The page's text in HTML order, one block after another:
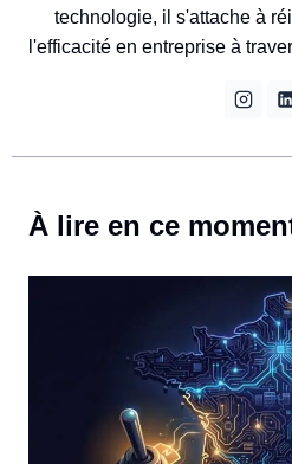
technologie, il s'attache à
l'efficacité en entreprise à
À lire en ce